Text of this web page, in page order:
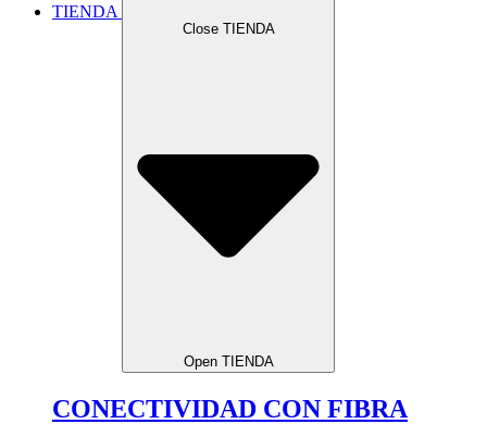
TIENDA
Close TIENDA
Open TIENDA
CONECTIVIDAD CON FIBRA